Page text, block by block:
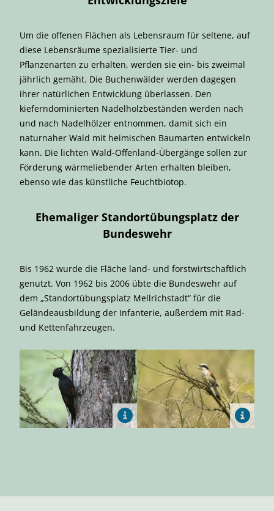
Um die offenen Flächen als Lebensraum für seltene, auf
diese Lebensräume spezialisierte Tier- und
Pflanzenarten zu erhalten, werden sie ein- bis zweimal
jährlich gemäht. Die Buchenwälder werden dagegen
ihrer natürlichen Entwicklung überlassen. Den
kieferndominierten Nadelholzbeständen werden nach
und nach Nadelhölzer entnommen, damit sich ein
naturnaher Wald mit heimischen Baumarten entwickeln
kann. Die lichten Wald-Offenland-Übergänge sollen zur
Förderung wärmeliebender Arten erhalten bleiben,
ebenso wie das künstliche Feuchtbiotop.
Ehemaliger Standortübungsplatz der
Bundeswehr
Bis 1962 wurde die Fläche land- und forstwirtschaftlich
genutzt. Von 1962 bis 2006 übte die Bundeswehr auf
dem „Standortübungsplatz Mellrichstadt“ für die
Geländeausbildung der Infanterie, außerdem mit Rad-
und Kettenfahrzeugen.